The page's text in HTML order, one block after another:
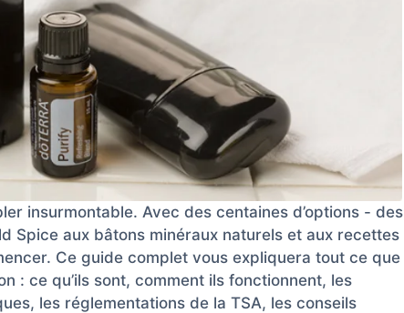
insurmontable. Avec des centaines d’options - des
Spice aux bâtons minéraux naturels et aux recettes
Ce guide complet vous expliquera tout ce que
: ce qu’ils sont, comment ils fonctionnent, les
les réglementations de la TSA, les conseils